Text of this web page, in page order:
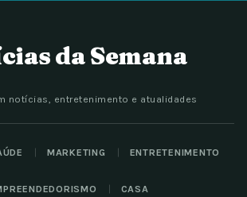
da Semana
notícias, entretenimento e atualidades
MARKETING ENTRETENIMENTO
CASA